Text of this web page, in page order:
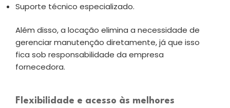
Suporte técnico especializado.
Além disso, a locação elimina a necessidade de
gerenciar manutenção diretamente, já que isso
fica sob responsabilidade da empresa
fornecedora.
Flexibilidade e acesso às melhores